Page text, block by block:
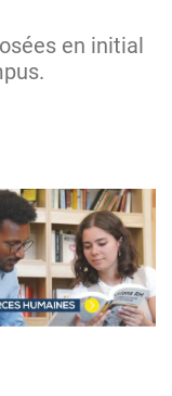
en initial